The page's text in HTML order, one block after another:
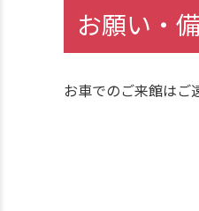
お願い・
お車でのご来館はご